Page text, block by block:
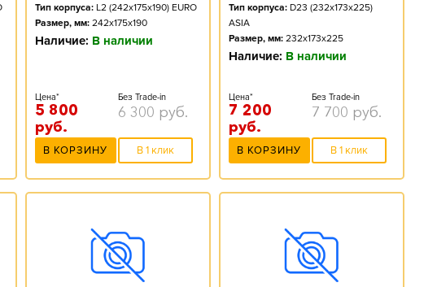
Тип корпуса: L2 (242x175x190) EURO
Размер, мм: 242x175x190
Наличие: В наличии
Цена*
5 800
руб.
Без Trade-in
6 300 руб.
В КОРЗИНУ В 1 клик
Тип корпуса: D23 (232x173x225)
ASIA
Размер, мм: 232x173x225
Наличие: В наличии
Цена*
7 200
руб.
Без Trade-in
7 700 руб.
В КОРЗИНУ В 1 клик